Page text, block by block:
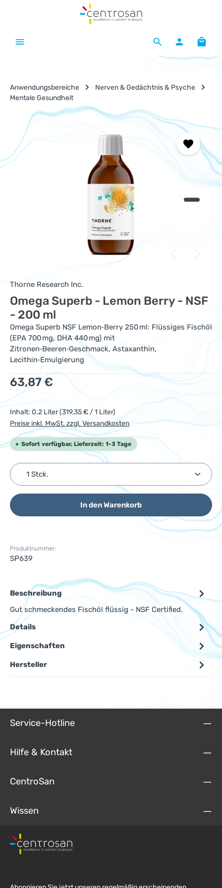
Zum Hauptinhalt springen
Anwendungsbereiche
Nerven & Gedächtnis & Psyche
Mentale Gesundheit
Bildergalerie überspringen
Thorne Research Inc.
Omega Superb - Lemon Berry - NSF
- 200 ml
Omega Superb NSF Lemon‑Berry 250 ml: Flüssiges Fischöl
(EPA 700 mg, DHA 440 mg) mit
Zitronen‑Beeren‑Geschmack, Astaxanthin,
Lecithin‑Emulgierung
Regulärer Preis:
63,87 €
Inhalt: 0.2 Liter(319,35 € / 1 Liter)
Preise inkl. MwSt. zzgl. Versandkosten
Sofort verfügbar, Lieferzeit: 1-3 Tage
Produkt Anzahl: Gib den gewünschten Wert ein
In den Warenkorb
Produktnummer:
SP639
Beschreibung
Gut schmeckendes Fischöl flüssig - NSF Certified.
Details
Eigenschaften
Hersteller
Service-Hotline
Hilfe & Kontakt
CentroSan
Wissen